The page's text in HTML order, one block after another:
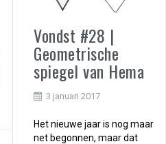
Vondst #28 |
Geometrische
spiegel van Hema
3 januari 2017
Het nieuwe jaar is nog maar
net begonnen, maar dat